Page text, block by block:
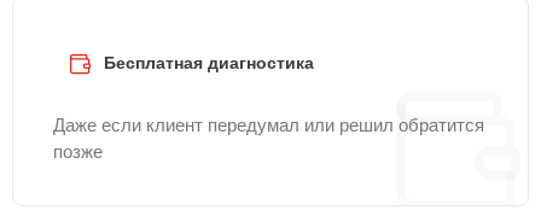
Бесплатная диагностика
Даже если клиент передумал или решил обратится
позже